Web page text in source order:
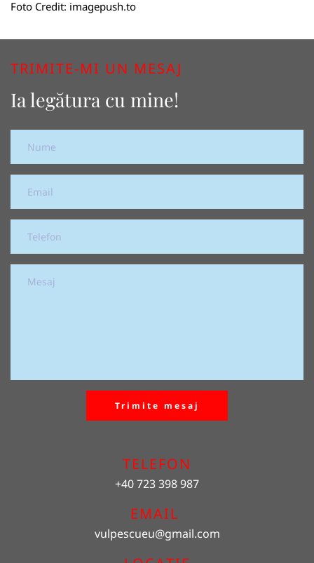
Foto Credit: imagepush.to
TRIMITE-MI UN MESAJ
Ia legătura cu mine!
Trimite mesaj
TELEFON
+40 723 398 987
EMAIL
vulpescueu@gmail.com